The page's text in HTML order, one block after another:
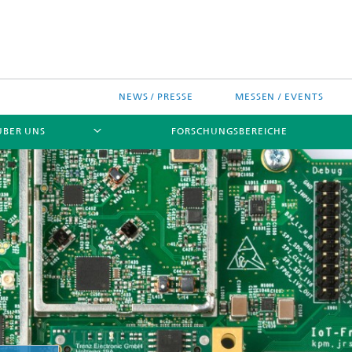
NEWS / PRESSE MESSEN / EVENTS
UNS FORSCHUNGSBEREICHE
Chip-Design-Center